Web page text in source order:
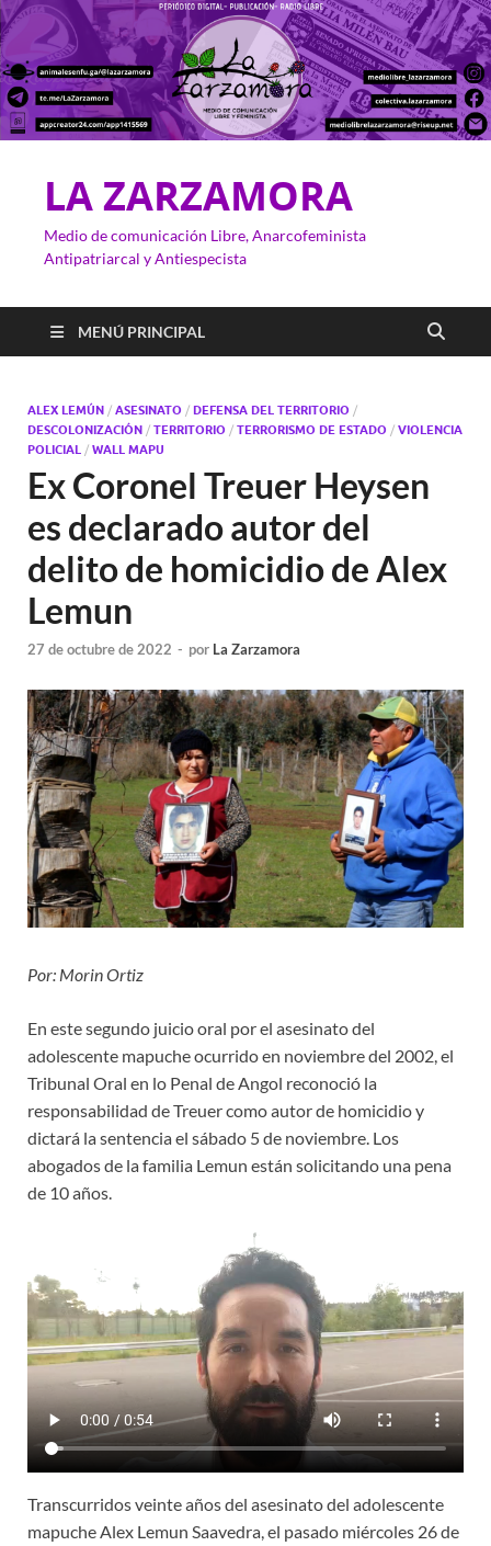
LA ZARZAMORA
Medio de comunicación Libre, Anarcofeminista
Antipatriarcal y Antiespecista
MENÚ PRINCIPAL
ALEX LEMÚN / ASESINATO / DEFENSA DEL TERRITORIO /
DESCOLONIZACIÓN / TERRITORIO / TERRORISMO DE ESTADO / VIOLENCIA
POLICIAL / WALL MAPU
Ex Coronel Treuer Heysen
es declarado autor del
delito de homicidio de Alex
Lemun
27 de octubre de 2022 - por La Zarzamora
Por: Morin Ortiz
En este segundo juicio oral por el asesinato del
adolescente mapuche ocurrido en noviembre del 2002, el
Tribunal Oral en lo Penal de Angol reconoció la
responsabilidad de Treuer como autor de homicidio y
dictará la sentencia el sábado 5 de noviembre. Los
abogados de la familia Lemun están solicitando una pena
de 10 años.
Transcurridos veinte años del asesinato del adolescente
mapuche Alex Lemun Saavedra, el pasado miércoles 26 de